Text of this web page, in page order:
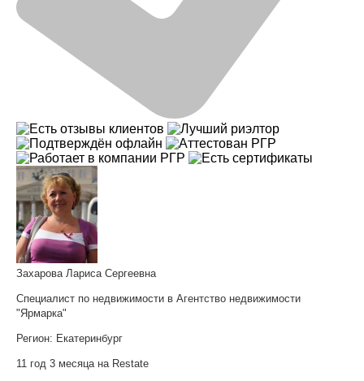
Захарова Лариса Сергеевна
Специалист по недвижимости в Агентство недвижимости
"Ярмарка"
Регион: Екатеринбург
11 год 3 месяца на Restate